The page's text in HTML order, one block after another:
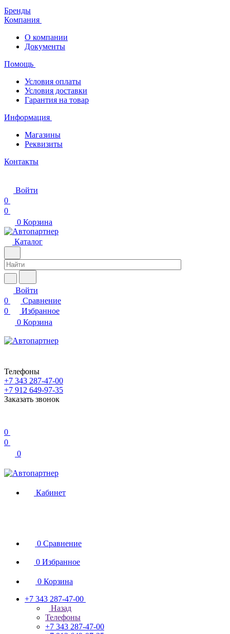
Бренды
Компания
О компании
Документы
Помощь
Условия оплаты
Условия доставки
Гарантия на товар
Информация
Магазины
Реквизиты
Контакты
Войти
0
0
0 Корзина
Каталог
Войти
0
Сравнение
0
Избранное
0 Корзина
Телефоны
+7 343 287-47-00
+7 912 649-97-35
Заказать звонок
0
0
0
Кабинет
0 Сравнение
0 Избранное
0 Корзина
+7 343 287-47-00
Назад
Телефоны
+7 343 287-47-00